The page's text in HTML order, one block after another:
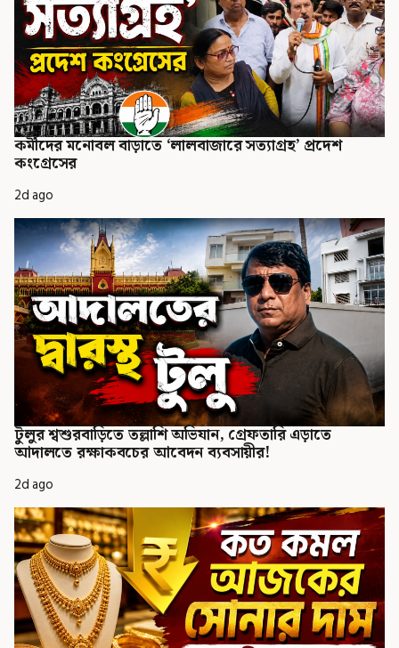
কর্মীদের মনোবল বাড়াতে ‘লালবাজারে সত্যাগ্রহ’ প্রদেশ
কংগ্রেসের
2d ago
টুলুর শ্বশুরবাড়িতে তল্লাশি অভিযান, গ্রেফতারি এড়াতে
আদালতে রক্ষাকবচের আবেদন ব্যবসায়ীর!
2d ago